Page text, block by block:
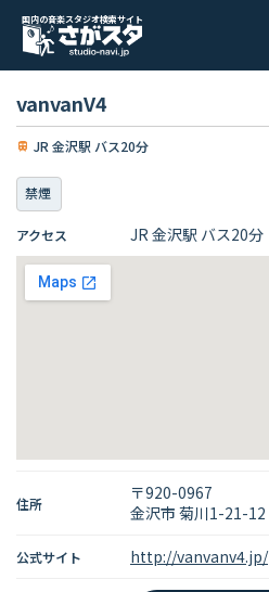
国内の音楽スタジオ検索サイト
vanvanV4
JR 金沢駅 バス20分
禁煙
アクセス JR 金沢駅 バス20分
住所
〒920-0967
金沢市 菊川1-21-12
公式サイト http://vanvanv4.jp/